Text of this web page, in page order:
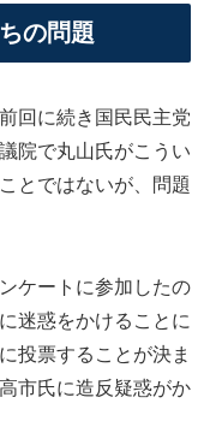
の問題
回に続き国民民主党
院で丸山氏がこうい
とではないが、問題
ケートに参加したの
迷惑をかけることに
投票することが決ま
市氏に造反疑惑がか